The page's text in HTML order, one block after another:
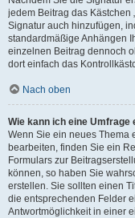
jedem Beitrag das Kästchen
Signatur auch hinzufügen,
standardmäßige Anhängen
einzelnen Beitrag dennoch
dort einfach das
Nach oben
Wie kann ich eine Umfrage
Wenn Sie ein neues Thema
bearbeiten, finden Sie ein
Formulars zur
können, so haben Sie
erstellen. Sie sollten einen
die entsprechenden Felder
Antwortmöglichkeit in einer